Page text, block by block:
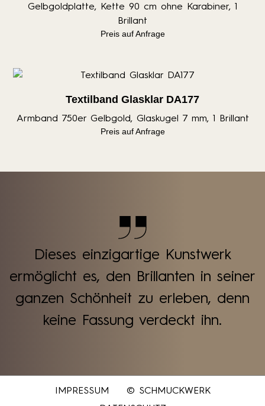
Gelbgoldplatte, Kette 90 cm ohne Karabiner, 1
Brillant
Preis auf Anfrage
Textilband Glasklar DA177
Armband 750er Gelbgold, Glaskugel 7 mm, 1 Brillant
Preis auf Anfrage
Dieses einzigartige Kunstwerk
ermöglicht es, den Brillanten in seiner
ganzen Schönheit zu erleben, denn
keine Fassung verdeckt ihn.
IMPRESSUM
© SCHMUCKWERK